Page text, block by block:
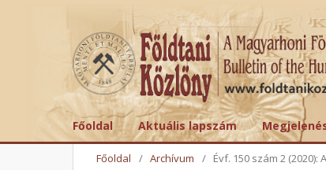
Főoldal Aktuális lapszám
Főoldal / Archívum / Évf. 150 szám 2